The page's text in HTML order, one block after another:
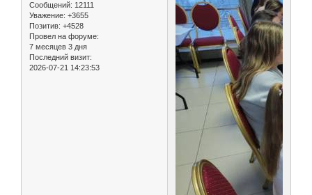
Сообщений: 12111
Уважение: +3655
Позитив: +4528
Провел на форуме:
7 месяцев 3 дня
Последний визит:
2026-07-21 14:23:53